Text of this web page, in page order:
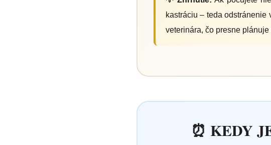
kastráciu – teda odstránenie
veterinára, čo presne plánuje
⏰ KEDY